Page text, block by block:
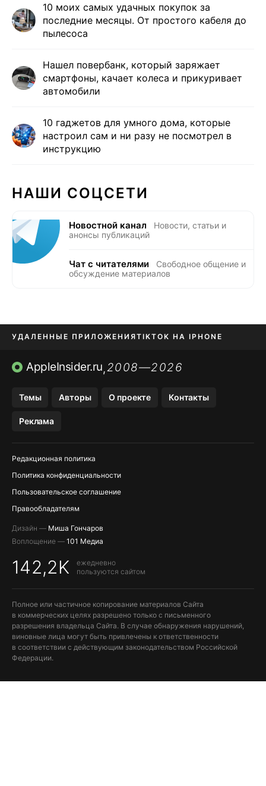
10 моих самых удачных покупок за
последние месяцы. От простого кабеля до
пылесоса
Нашел повербанк, который заряжает
смартфоны, качает колеса и прикуривает
автомобили
10 гаджетов для умного дома, которые
настроил сам и ни разу не посмотрел в
инструкцию
НАШИ СОЦСЕТИ
Новостной канал
Новости, статьи и
анонсы публикаций
Чат с читателями
Свободное общение и
обсуждение материалов
УДАЛЕННЫЕ ПРИЛОЖЕНИЯTIKTOK НА IPHONE
ПРИЛОЖЕНИЯ БЕЗ APP STORE
AppleInsider.ru,2008—2026
Темы Авторы О проекте Контакты
Реклама
Редакционная политика
Политика конфиденциальности
Пользовательское соглашение
Правообладателям
Дизайн — Миша Гончаров
Воплощение — 101 Медиа
142,2K
ежедневно
пользуются сайтом
Полное или частичное копирование материалов Сайта
в коммерческих целях разрешено только с письменного
разрешения владельца Сайта. В случае обнаружения нарушений,
виновные лица могут быть привлечены к ответственности
в соответствии с действующим законодательством Российской
Федерации.